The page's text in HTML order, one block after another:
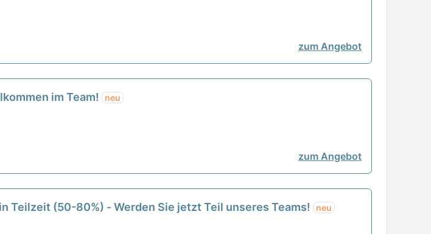
zum Angebot
im Team! neu
zum Angebot
(50-80%) - Werden Sie jetzt Teil unseres Teams! neu